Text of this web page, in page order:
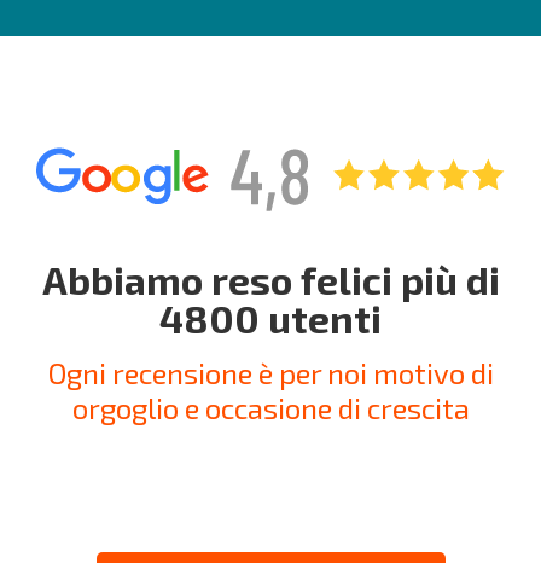
Abbiamo reso felici più di
4800 utenti
Ogni recensione è per noi motivo di
orgoglio e occasione di crescita